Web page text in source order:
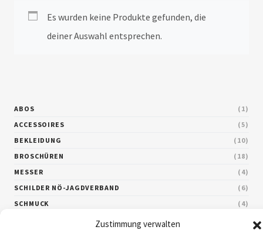
Zustimmung verwalten
Es wurden keine Produkte gefunden, die
deiner Auswahl entsprechen.
ABOS
1
ACCESSOIRES
5
BEKLEIDUNG
10
BROSCHÜREN
18
MESSER
4
SCHILDER NÖ-JAGDVERBAND
6
SCHMUCK
4